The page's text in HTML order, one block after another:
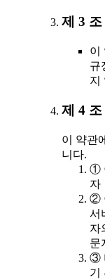
제 3
이
규
지
제 4
이 약관
니다.
①
자
②
서
자
문
③
기